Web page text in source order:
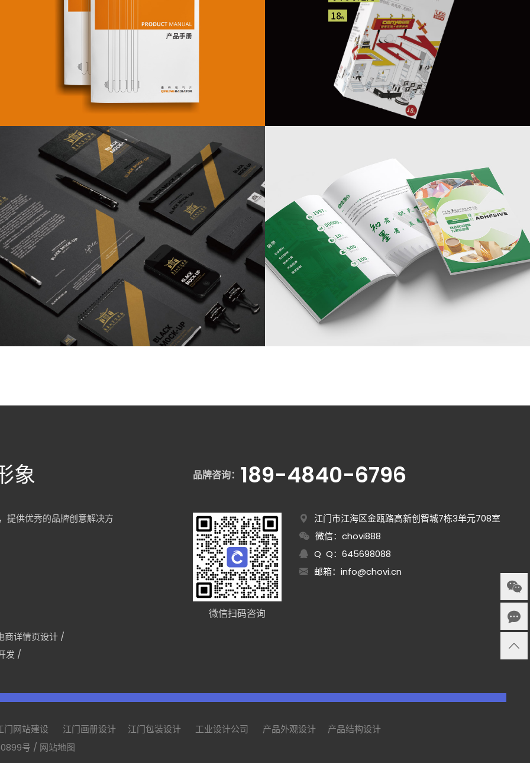
象
提供优秀的品牌创意解决方
商详情页设计 /
发 /
品牌咨询： 189-4840-6796
微信扫码咨询
江门市江海区金瓯路高新创智城7栋3单元708室
微信：chovi888
Q Q：645698088
邮箱： info@chovi.cn
门网站建设 江门画册设计 江门包装设计 工业设计公司 产品外观设计
产品结构设计
号 / 网站地图